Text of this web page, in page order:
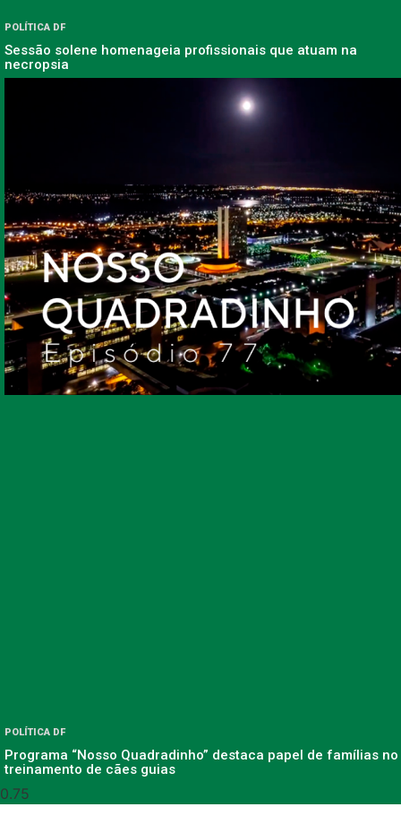
POLÍTICA DF
Sessão solene homenageia profissionais que atuam na
necropsia
POLÍTICA DF
Programa “Nosso Quadradinho” destaca papel de famílias no
treinamento de cães guias